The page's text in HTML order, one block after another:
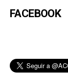
FACEBOOK